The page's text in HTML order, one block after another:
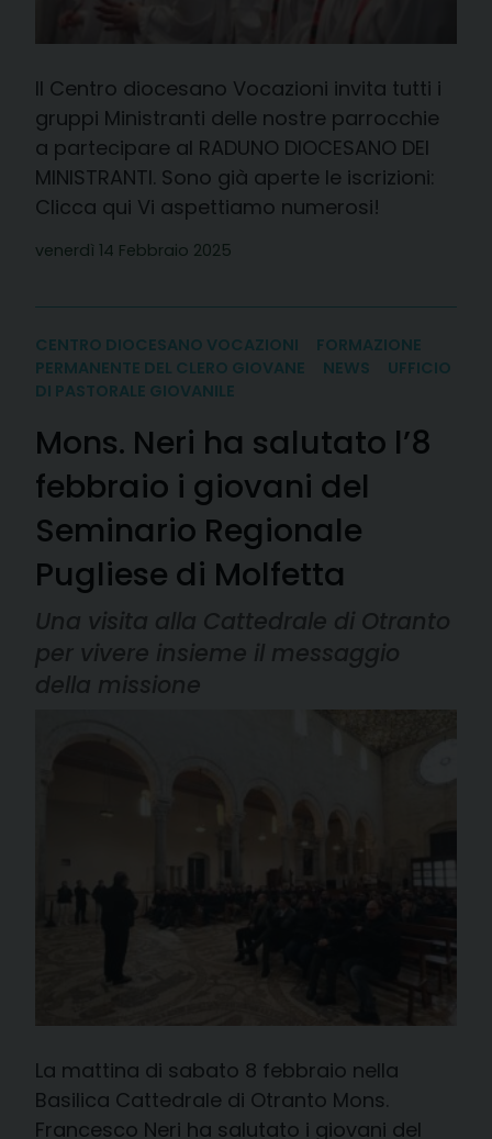
Il Centro diocesano Vocazioni invita tutti i
gruppi Ministranti delle nostre parrocchie
a partecipare al RADUNO DIOCESANO DEI
MINISTRANTI. Sono già aperte le iscrizioni:
Clicca qui Vi aspettiamo numerosi!
venerdì 14 Febbraio 2025
CENTRO DIOCESANO VOCAZIONI
FORMAZIONE
PERMANENTE DEL CLERO GIOVANE
NEWS
UFFICIO
DI PASTORALE GIOVANILE
Mons. Neri ha salutato l’8
febbraio i giovani del
Seminario Regionale
Pugliese di Molfetta
Una visita alla Cattedrale di Otranto
per vivere insieme il messaggio
della missione
La mattina di sabato 8 febbraio nella
Basilica Cattedrale di Otranto Mons.
Francesco Neri ha salutato i giovani del